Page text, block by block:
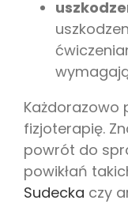
Każdorazowo
fizjoterapię.
powrót do
powikłań
Sudecka czy